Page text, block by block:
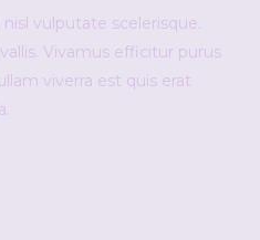
vulputate scelerisque.
Vivamus efficitur purus
viverra est quis erat